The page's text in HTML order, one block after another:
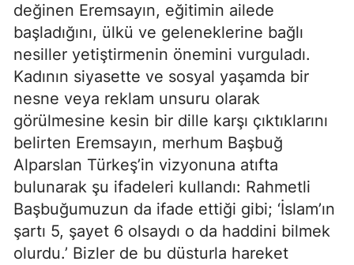
değinen Eremsayın, eğitimin ailede
başladığını, ülkü ve geleneklerine bağlı
nesiller yetiştirmenin önemini vurguladı.
Kadının siyasette ve sosyal yaşamda bir
nesne veya reklam unsuru olarak
görülmesine kesin bir dille karşı çıktıklarını
belirten Eremsayın, merhum Başbuğ
Alparslan Türkeş’in vizyonuna atıfta
bulunarak şu ifadeleri kullandı: Rahmetli
Başbuğumuzun da ifade ettiği gibi; ‘İslam’ın
şartı 5, şayet 6 olsaydı o da haddini bilmek
olurdu.’ Bizler de bu düsturla hareket